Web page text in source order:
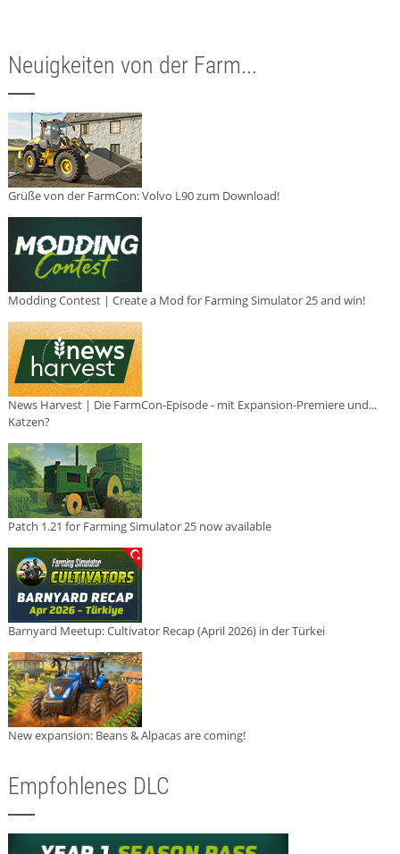
Neuigkeiten von der Farm...
Grüße von der FarmCon: Volvo L90 zum Download!
Modding Contest | Create a Mod for Farming Simulator 25 and win!
News Harvest | Die FarmCon-Episode - mit Expansion-Premiere und...
Katzen?
Patch 1.21 for Farming Simulator 25 now available
Barnyard Meetup: Cultivator Recap (April 2026) in der Türkei
New expansion: Beans & Alpacas are coming!
Empfohlenes DLC